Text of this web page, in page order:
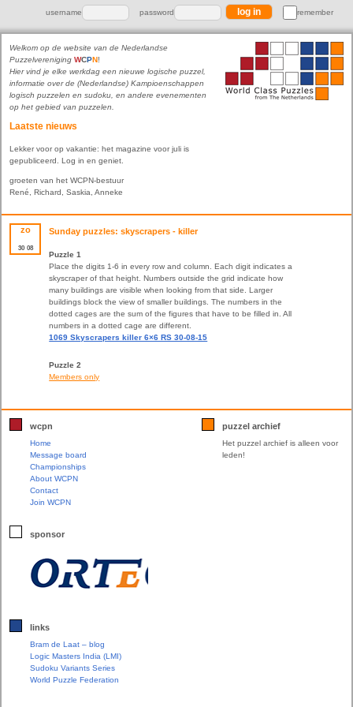
username password remember
Welkom op de website van de Nederlandse
Puzzelvereniging WCPN!
Hier vind je elke werkdag een nieuwe logische puzzel,
informatie over de (Nederlandse) Kampioenschappen
logisch puzzelen en sudoku, en andere evenementen
op het gebied van puzzelen.
Laatste nieuws
Lekker voor op vakantie: het magazine voor juli is
gepubliceerd. Log in en geniet.
groeten van het WCPN-bestuur
René, Richard, Saskia, Anneke
zo
30 08
Sunday puzzles: skyscrapers - killer
Puzzle 1
Place the digits 1-6 in every row and column. Each digit indicates a
skyscraper of that height. Numbers outside the grid indicate how
many buildings are visible when looking from that side. Larger
buildings block the view of smaller buildings. The numbers in the
dotted cages are the sum of the figures that have to be filled in. All
numbers in a dotted cage are different.
1069 Skyscrapers killer 6×6 RS 30-08-15
Puzzle 2
Members only
wcpn
Home
Message board
Championships
About WCPN
Contact
Join WCPN
sponsor
links
Bram de Laat – blog
Logic Masters India (LMI)
Sudoku Variants Series
World Puzzle Federation
puzzel archief
Het puzzel archief is alleen voor
leden!